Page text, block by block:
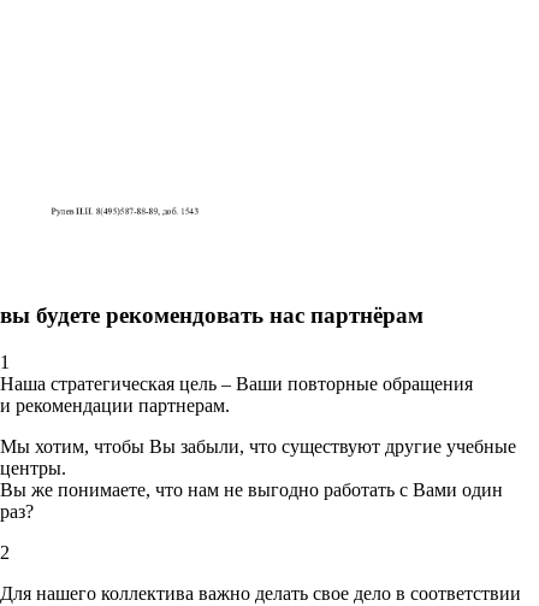
вы будете рекомендовать нас партнёрам
1
Наша стратегическая цель – Ваши повторные обращения
и рекомендации партнерам.
Мы хотим, чтобы Вы забыли, что существуют другие учебные
центры.
Вы же понимаете, что нам не выгодно работать с Вами один
раз?
2
Для нашего коллектива важно делать свое дело в соответствии